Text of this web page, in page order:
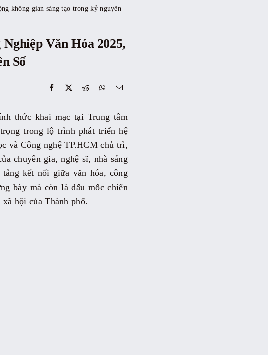
không gian sáng tạo trong kỷ nguyên
Văn Hóa 2025,
Số
thức khai mạc tại Trung tâm
trong lộ trình phát triển hệ
và Công nghệ TP.HCM chủ trì,
chuyên gia, nghệ sĩ, nhà sáng
kết nối giữa văn hóa, công
bày mà còn là dấu mốc chiến
hội của Thành phố.